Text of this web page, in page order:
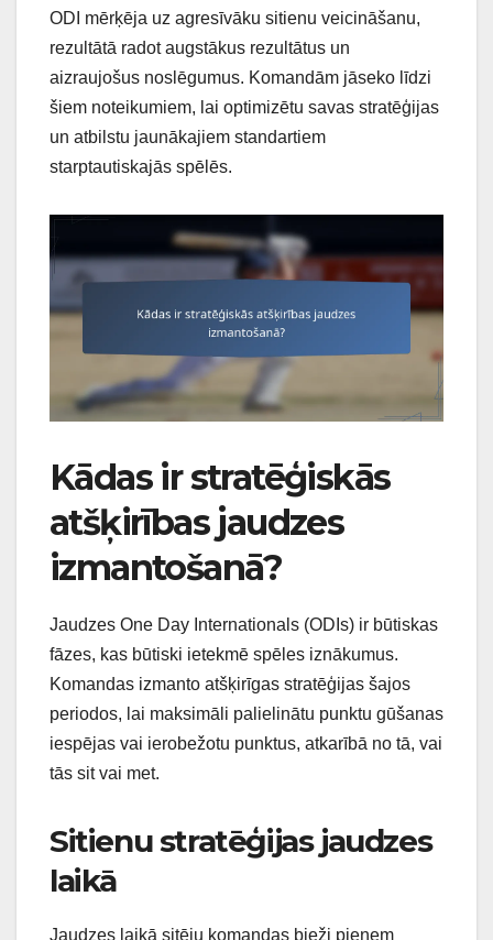
ODI mērķēja uz agresīvāku sitienu veicināšanu,
rezultātā radot augstākus rezultātus un
aizraujošus noslēgumus. Komandām jāseko līdzi
šiem noteikumiem, lai optimizētu savas stratēģijas
un atbilstu jaunākajiem standartiem
starptautiskajās spēlēs.
Kādas ir stratēģiskās
atšķirības jaudzes
izmantošanā?
Jaudzes One Day Internationals (ODIs) ir būtiskas
fāzes, kas būtiski ietekmē spēles iznākumus.
Komandas izmanto atšķirīgas stratēģijas šajos
periodos, lai maksimāli palielinātu punktu gūšanas
iespējas vai ierobežotu punktus, atkarībā no tā, vai
tās sit vai met.
Sitienu stratēģijas jaudzes
laikā
Jaudzes laikā sitēju komandas bieži pieņem